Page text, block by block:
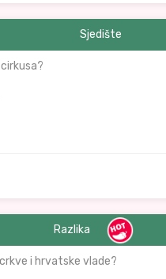
Sjedište
Razlika
i hrvatske vlade?